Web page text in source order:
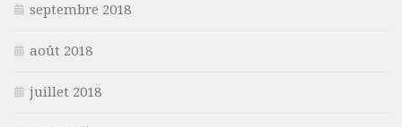
septembre 2018
août 2018
juillet 2018